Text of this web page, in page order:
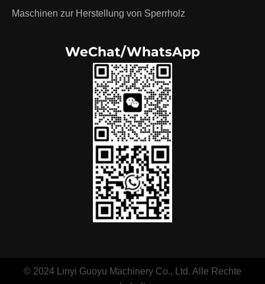
Maschinen zur Herstellung von Sperrholz
WeChat/WhatsApp
© 2024 Linyi Guoyu Machinery Co., Ltd. Alle Rechte
Arabic